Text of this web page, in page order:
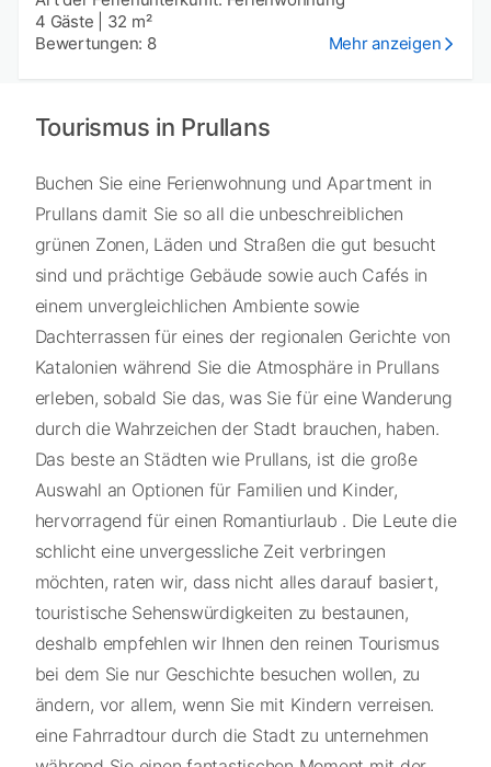
4 Gäste
32 m²
Bewertungen: 8
Mehr anzeigen
Tourismus in Prullans
Buchen Sie eine Ferienwohnung und Apartment in
Prullans damit Sie so all die unbeschreiblichen
grünen Zonen, Läden und Straßen die gut besucht
sind und prächtige Gebäude sowie auch Cafés in
einem unvergleichlichen Ambiente sowie
Dachterrassen für eines der regionalen Gerichte von
Katalonien während Sie die Atmosphäre in Prullans
erleben, sobald Sie das, was Sie für eine Wanderung
durch die Wahrzeichen der Stadt brauchen, haben.
Das beste an Städten wie Prullans, ist die große
Auswahl an Optionen für Familien und Kinder,
hervorragend für einen Romantiurlaub . Die Leute die
schlicht eine unvergessliche Zeit verbringen
möchten, raten wir, dass nicht alles darauf basiert,
touristische Sehenswürdigkeiten zu bestaunen,
deshalb empfehlen wir Ihnen den reinen Tourismus
bei dem Sie nur Geschichte besuchen wollen, zu
ändern, vor allem, wenn Sie mit Kindern verreisen.
eine Fahrradtour durch die Stadt zu unternehmen